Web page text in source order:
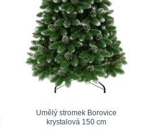
Umělý stromek Borovice
krystalová 150 cm